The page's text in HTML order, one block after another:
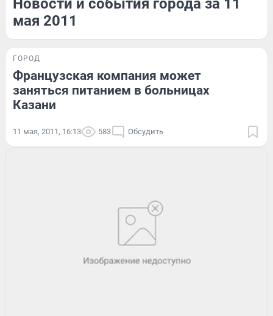
Новости и события города за 11
мая 2011
ГОРОД
Французская компания может
заняться питанием в больницах
Казани
11 мая, 2011, 16:13 583 Обсудить